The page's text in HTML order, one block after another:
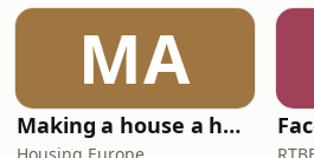
MA
Making a house a home